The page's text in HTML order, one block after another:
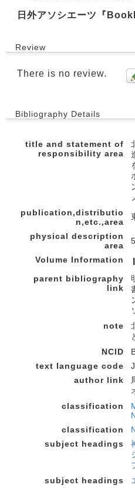
日外アソシエーツ『
Review
There is no review.
Bibliography Details
title and statement of
responsibility area
publication,distributio
n,etc.,area
physical description
area
Volume Information
parent bibliography
link
note
NCID
text language code
author link
classification
classification
subject headings
subject headings